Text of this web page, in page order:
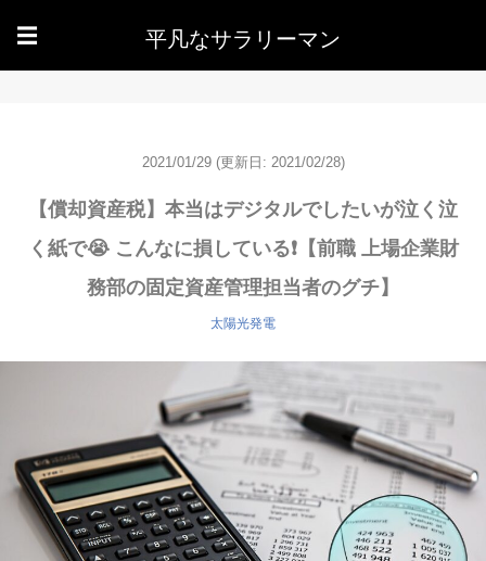
☰ 平凡なサラリーマン
2021/01/29 (更新日: 2021/02/28)
【償却資産税】本当はデジタルでしたいが泣く泣
く紙で😭 こんなに損している❗️【前職 上場企業財
務部の固定資産管理担当者のグチ】
太陽光発電